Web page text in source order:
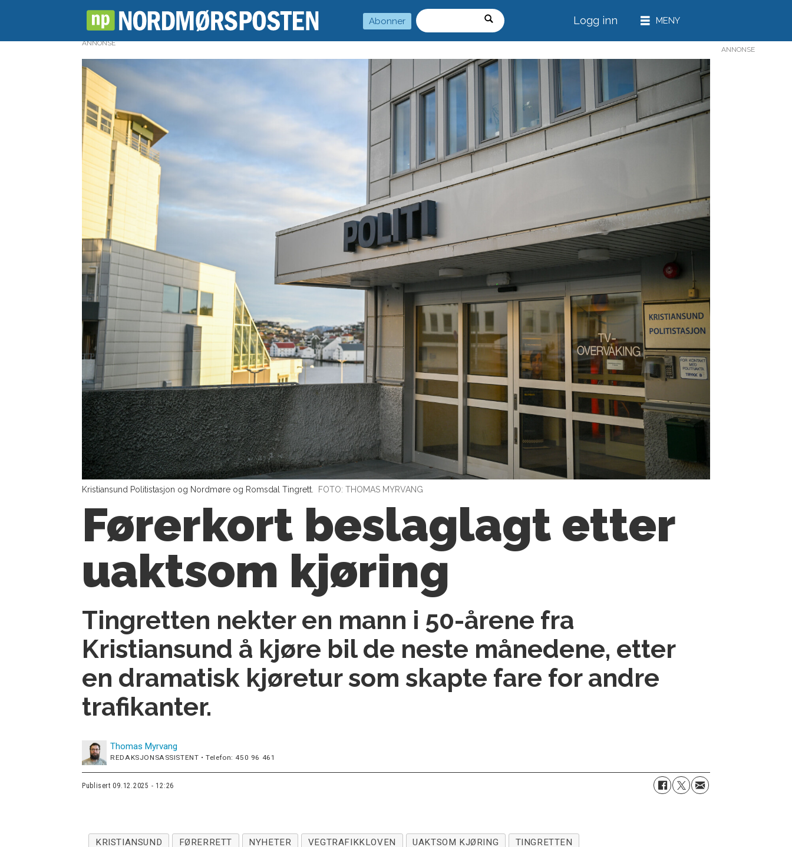
Abonner
Søk
Logg inn
ANNONSE
Kristiansund Politistasjon og Nordmøre og Romsdal Tingrett. FOTO: THOMAS MYRVANG
Førerkort beslaglagt etter
uaktsom kjøring
Tingretten nekter en mann i 50-årene fra
Kristiansund å kjøre bil de neste månedene, etter
en dramatisk kjøretur som skapte fare for andre
trafikanter.
Thomas Myrvang
REDAKSJONSASSISTENT • Telefon: 450 96 461
Publisert 09.12.2025 - 12:26
KRISTIANSUND FØRERRETT NYHETER VEGTRAFIKKLOVEN UAKTSOM KJØRING TINGRETTEN
ANNONSE